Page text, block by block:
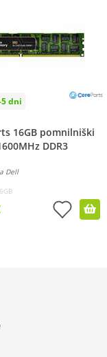
16GB pomnilniški
DDR3
Dell